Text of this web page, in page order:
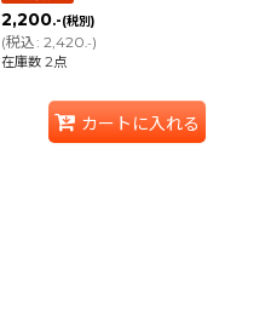
2,200.-(税別)
(税込: 2,420.-)
在庫数 2点
カートに入れる